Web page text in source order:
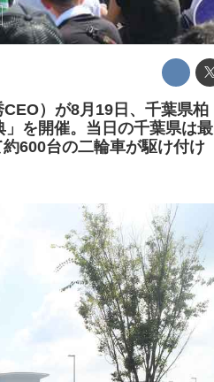
）が8月19日、千葉県柏
を開催。当日の千葉県は最
600台の二輪車が駆け付け